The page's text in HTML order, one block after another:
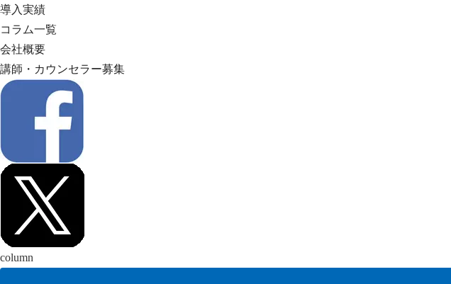
導入実績
コラム一覧
会社概要
講師・カウンセラー募集
column